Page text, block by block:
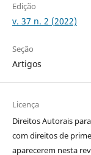
Edição
v. 37 n. 2 (2022)
Seção
Artigos
Licença
Direitos Autorais
com direitos de
aparecerem nesta